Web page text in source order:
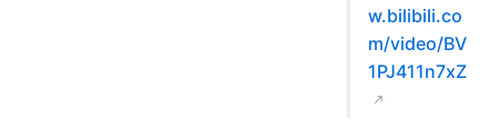
w.bilibili.co
m/video/BV
1PJ411n7xZ